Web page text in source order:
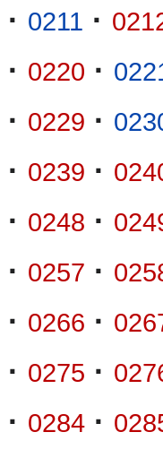
· 0211 ·
· 0220 ·
· 0229 ·
· 0239 ·
· 0248 ·
· 0257 ·
· 0266 ·
· 0275 ·
· 0284 ·